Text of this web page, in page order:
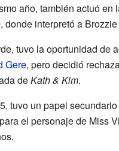
año, también actuó en
, donde interpretó a
tuvo la oportunidad de
Gere, pero decidió
deKath & Kim.
tuvo un papel
el personaje de Miss